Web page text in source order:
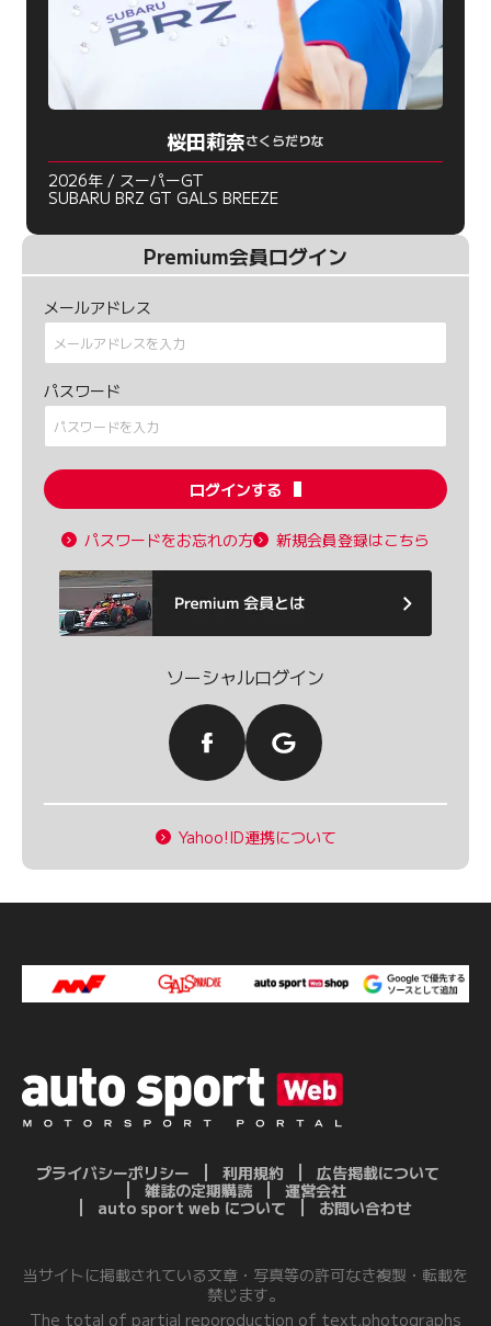
桜田莉奈さくらだりな
2026年 / スーパーGT
SUBARU BRZ GT GALS BREEZE
Premium会員ログイン
メールアドレス
パスワード
ログインする
パスワードをお忘れの方 新規会員登録はこちら
ソーシャルログイン
Yahoo!ID連携について
プライバシーポリシー 利用規約
広告掲載について
雑誌の定期購読
運営会社
auto sport web について
お問い合わせ
当サイトに掲載されている文章・写真等の許可なき複製・転載を
禁じます。
The total of partial reporoduction of text,photographs